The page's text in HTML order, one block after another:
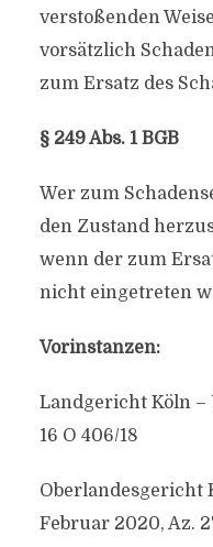
verstoßenden
vorsätzlich
zum Ersatz des
§ 249 Abs. 1 BGB
Wer zum
den Zustand
wenn der zum
nicht eingetreten
Vorinstanzen:
Landgericht Köln –
16 O 406/18
Oberlandesgericht
Februar 2020, Az.